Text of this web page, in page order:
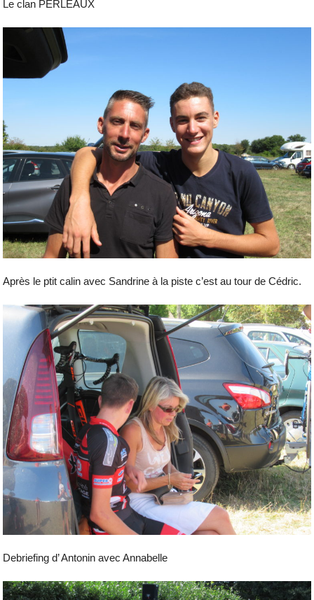
Le clan PERLEAUX
Après le ptit calin avec Sandrine à la piste c’est au tour de Cédric.
Debriefing d’ Antonin avec Annabelle